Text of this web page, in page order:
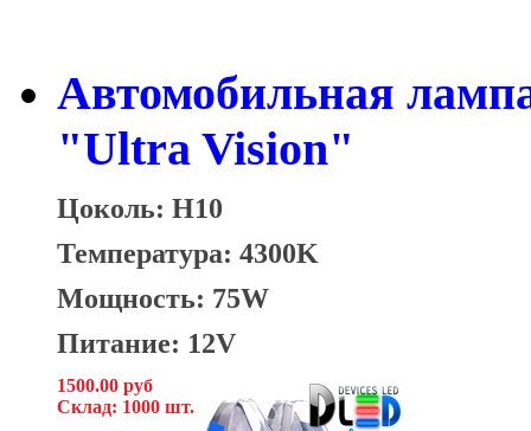
Автомобильная
"Ultra Vision"
Цоколь: H10
Температура: 4300K
Мощность: 75W
Питание: 12V
1500.00 руб
Склад: 1000 шт.